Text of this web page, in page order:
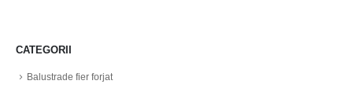
CATEGORII
Balustrade fier forjat